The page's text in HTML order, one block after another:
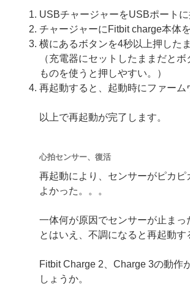
USBチャージャーをUSBポートに
チャージャーにFitbit charge本体を
横にあるボタンを4秒以上押した
（充電器にセットしたままだと
ものを使うと押しやすい。）
再起動すると、起動時にファーム
以上で再起動が完了します。
心拍センサー、復活
再起動により、センサーがピカピ
よかった。。。
一体何が原因でセンサーが止まっ
とはいえ、不調になると再起動す
Fitbit Charge 2、Charge 3の動作
しょうか。